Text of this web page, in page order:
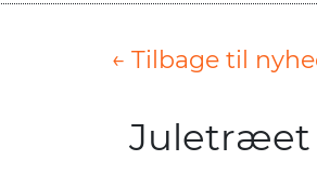
← Tilbage til
Juletræet